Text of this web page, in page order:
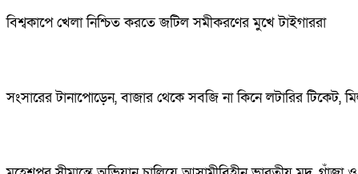
বিশ্বকাপে খেলা নিশ্চিত করতে জটিল সমীকরণের মুখে টাইগাররা
সংসারের টানাপোড়েন, বাজার থেকে সবজি না কিনে লটারির টিকেট,